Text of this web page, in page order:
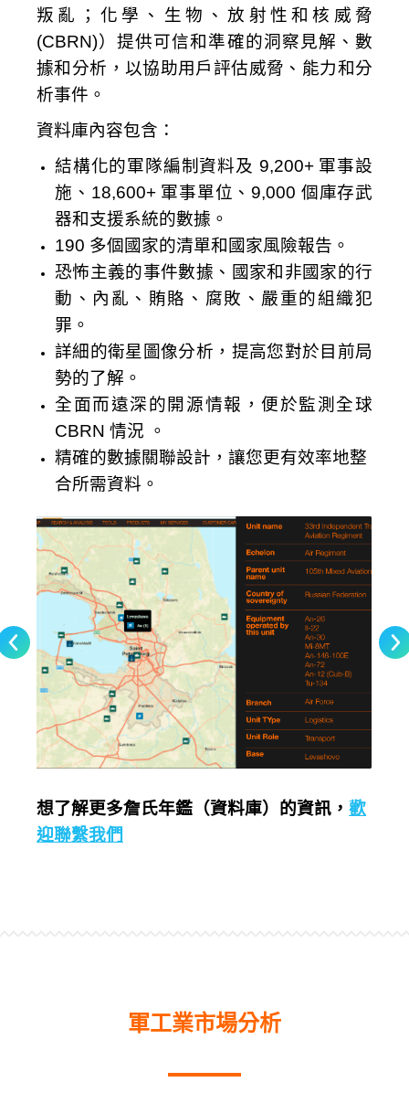
叛亂；化學、生物、放射性和核威脅
(CBRN)）提供可信和準確的洞察見解、數
據和分析，以協助用戶評估威脅、能力和分
析事件。
資料庫內容包含：
結構化的軍隊編制資料及 9,200+ 軍事設
施、18,600+ 軍事單位、9,000 個庫存武
器和支援系統的數據。
190 多個國家的清單和國家風險報告。
恐怖主義的事件數據、國家和非國家的行
動、內亂、賄賂、腐敗、嚴重的組織犯
罪。
詳細的衛星圖像分析，提高您對於目前局
勢的了解。
全面而遠深的開源情報，便於監測全球
CBRN 情況 。
精確的數據關聯設計，讓您更有效率地整
合所需資料。
想了解更多詹氏年鑑（資料庫）的資訊， 歡
迎聯繫我們
軍工業市場分析